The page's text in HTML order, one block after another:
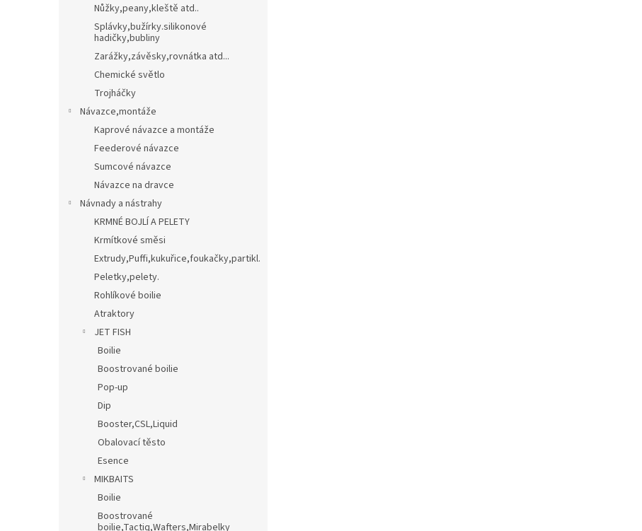
Nůžky,peany,kleště atd..
Splávky,bužírky.silikonové
hadičky,bubliny
Zarážky,závěsky,rovnátka atd...
Chemické světlo
Trojháčky
Návazce,montáže
Kaprové návazce a montáže
Feederové návazce
Sumcové návazce
Návazce na dravce
Návnady a nástrahy
KRMNÉ BOJLÍ A PELETY
Krmítkové směsi
Extrudy,Puffi,kukuřice,foukačky,partikl.
Peletky,pelety.
Rohlíkové boilie
Atraktory
JET FISH
Boilie
Boostrované boilie
Pop-up
Dip
Booster,CSL,Liquid
Obalovací těsto
Esence
MIKBAITS
Boilie
Boostrované
boilie,Tactiq,Wafters,Mirabelky